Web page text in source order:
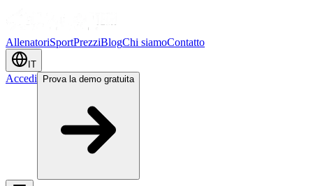
AllenatoriSportPrezziBlogChi siamoContatto
IT
Accedi Prova la demo gratuita